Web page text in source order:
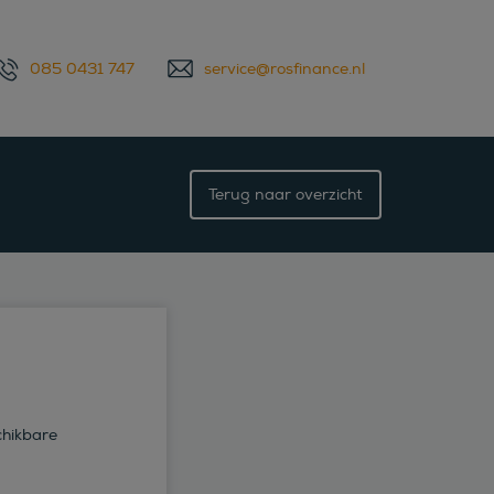
085 0431 747 service@rosfinance.nl
Terug naar overzicht